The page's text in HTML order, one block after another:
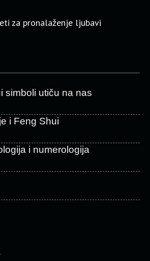
za pronalaženje ljubavi
simboli utiču na nas
i Feng Shui
i numerologija